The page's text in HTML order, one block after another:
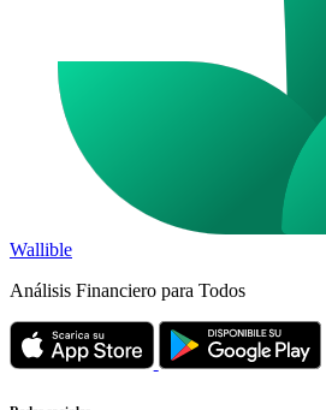
Wallible
Análisis Financiero para Todos